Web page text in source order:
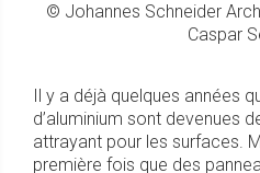
© Johannes Schneider
Caspar
Il y a déjà quelques années
d’aluminium sont devenues
attrayant pour les surfaces.
première fois que des